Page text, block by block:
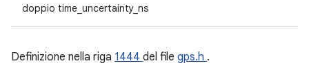
doppio time_uncertainty_ns
Definizione nella riga 1444 del file gps.h .